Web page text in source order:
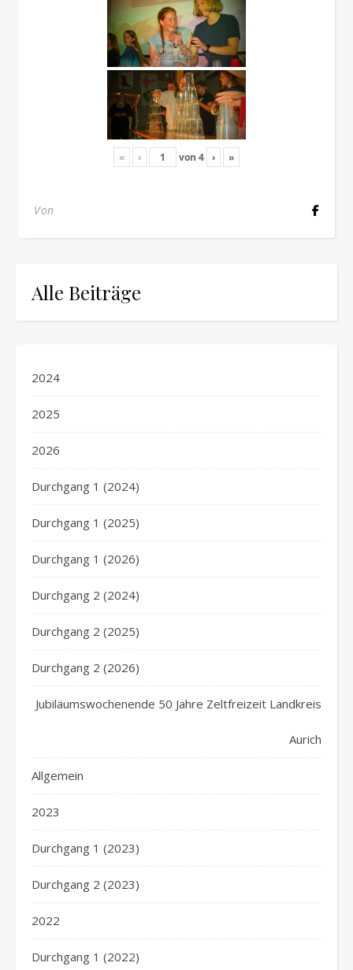
« ‹ von 4 › »
Von
Alle Beiträge
2024
2025
2026
Durchgang 1 (2024)
Durchgang 1 (2025)
Durchgang 1 (2026)
Durchgang 2 (2024)
Durchgang 2 (2025)
Durchgang 2 (2026)
Jubiläumswochenende 50 Jahre Zeltfreizeit Landkreis
Aurich
Allgemein
2023
Durchgang 1 (2023)
Durchgang 2 (2023)
2022
Durchgang 1 (2022)